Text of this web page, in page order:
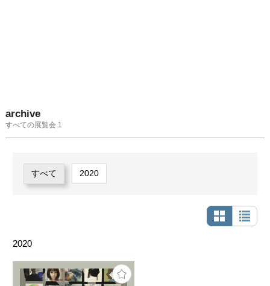
archive
すべての展覧会 1
すべて 2020
2020